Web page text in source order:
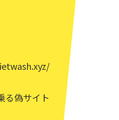
る偽サイト